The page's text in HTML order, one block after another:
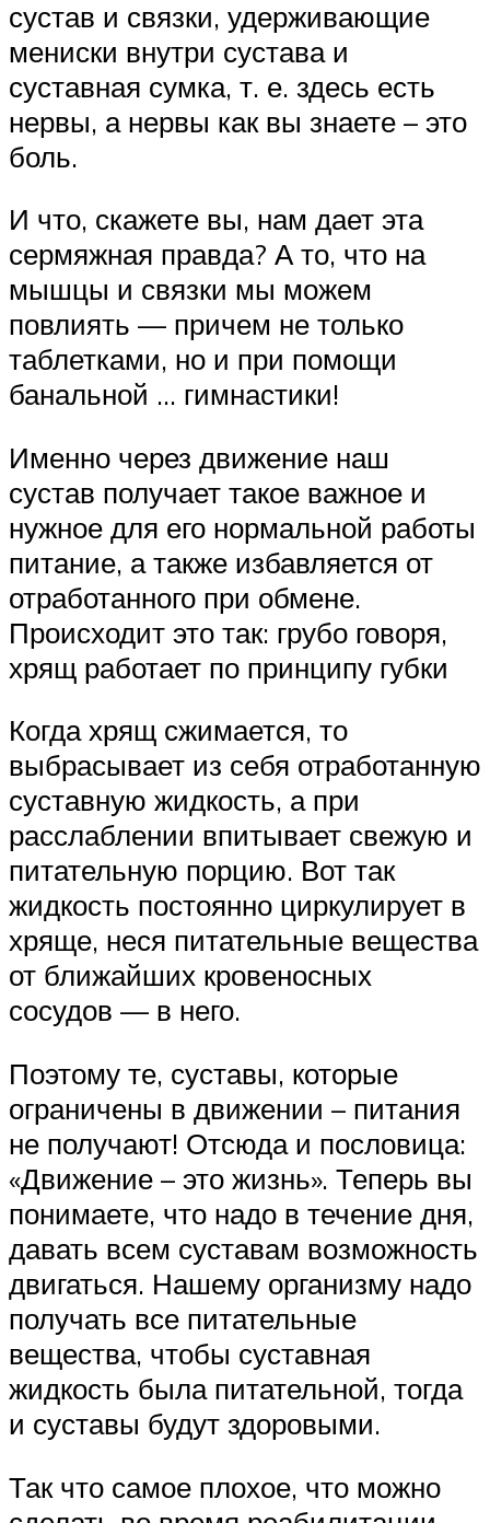
сустав и связки, удерживающие
мениски внутри сустава и
суставная сумка, т. е. здесь есть
нервы, а нервы как вы знаете – это
боль.
И что, скажете вы, нам дает эта
сермяжная правда? А то, что на
мышцы и связки мы можем
повлиять — причем не только
таблетками, но и при помощи
банальной … гимнастики!
Именно через движение наш
сустав получает такое важное и
нужное для его нормальной работы
питание, а также избавляется от
отработанного при обмене.
Происходит это так: грубо говоря,
хрящ работает по принципу губки
Когда хрящ сжимается, то
выбрасывает из себя отработанную
суставную жидкость, а при
расслаблении впитывает свежую и
питательную порцию. Вот так
жидкость постоянно циркулирует в
хряще, неся питательные вещества
от ближайших кровеносных
сосудов — в него.
Поэтому те, суставы, которые
ограничены в движении – питания
не получают! Отсюда и пословица:
«Движение – это жизнь». Теперь вы
понимаете, что надо в течение дня,
давать всем суставам возможность
двигаться. Нашему организму надо
получать все питательные
вещества, чтобы суставная
жидкость была питательной, тогда
и суставы будут здоровыми.
Так что самое плохое, что можно